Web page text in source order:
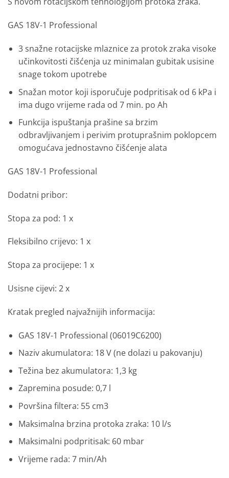
GAS 18V-1 Professional
3 snažne rotacijske mlaznice za protok zraka visoke
učinkovitosti čišćenja uz minimalan gubitak usisine
snage tokom upotrebe
Snažan motor koji isporučuje podpritisak od 6 kPa i
ima dugo vrijeme rada od 7 min. po Ah
Funkcija ispuštanja prašine sa brzim
odbravljivanjem i perivim protuprašnim poklopcem
omogućava jednostavno čišćenje alata
GAS 18V-1 Professional
Dodatni pribor:
Stopa za pod: 1 x
Fleksibilno crijevo: 1 x
Stopa za procijepe: 1 x
Usisne cijevi: 2 x
Kratak pregled najvažnijih informacija:
GAS 18V-1 Professional (06019C6200)
Naziv akumulatora: 18 V (ne dolazi u pakovanju)
Težina bez akumulatora: 1,3 kg
Zapremina posude: 0,7 l
Površina filtera: 55 cm3
Maksimalna brzina protoka zraka: 10 l/s
Maksimalni podpritisak: 60 mbar
Vrijeme rada: 7 min/Ah